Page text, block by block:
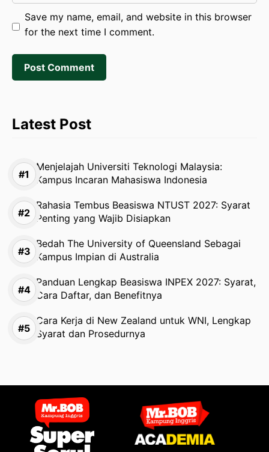
Save my name, email, and website in this browser
for the next time I comment.
Latest Post
Menjelajah Universiti Teknologi Malaysia:
Kampus Incaran Mahasiswa Indonesia
Rahasia Tembus Beasiswa NTUST 2027: Syarat
Penting yang Wajib Disiapkan
Bedah The University of Queensland Sebagai
Kampus Impian di Australia
Panduan Lengkap Beasiswa INPEX 2027: Syarat,
Cara Daftar, dan Benefitnya
Cara Kerja di New Zealand untuk WNI, Lengkap
Syarat dan Prosedurnya